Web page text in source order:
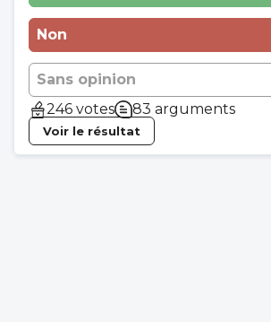
Non
Sans opinion
246 votes
83 arguments
Voir le résultat